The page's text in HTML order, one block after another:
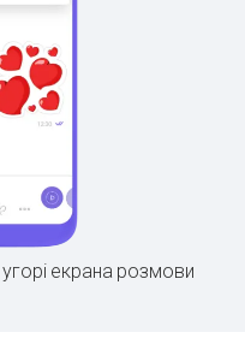
екрана розмови